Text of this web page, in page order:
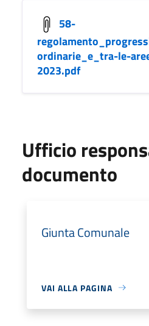
58-
ordinarie_e_tra-le-
2023.pdf
Ufficio
documento
Giunta Comunale
VAI ALLA PAGINA